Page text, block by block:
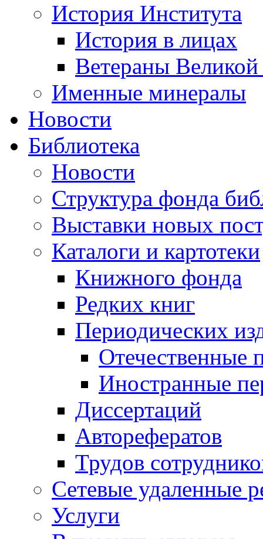
История Института
История в лицах
Ветераны
Именные минералы
Новости
Библиотека
Новости
Структура фонда
Выставки новых
Каталоги и картотеки
Книжного фонда
Редких книг
Периодических
Отечественные
Иностранные
Диссертаций
Авторефератов
Трудов
Сетевые удаленные
Услуги